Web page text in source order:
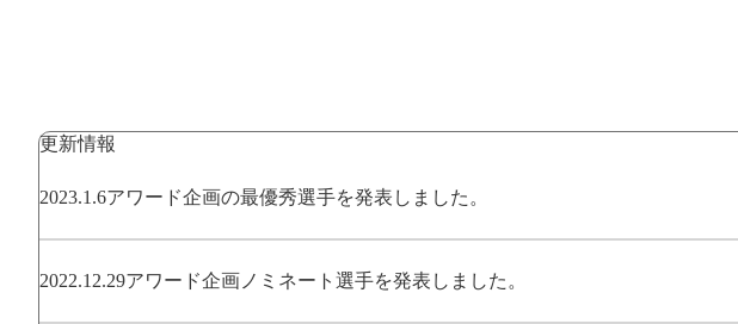
更新情報
2023.1.6アワード企画の最優秀選手を発表しました。
2022.12.29アワード企画ノミネート選手を発表しました。